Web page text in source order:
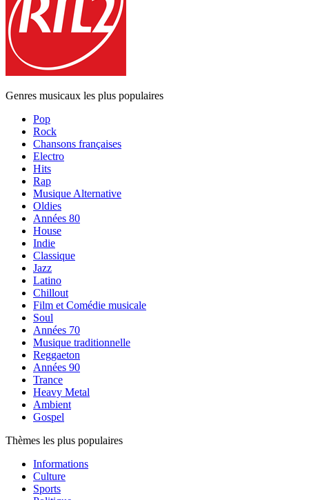
Genres musicaux les plus populaires
Pop
Rock
Chansons françaises
Electro
Hits
Rap
Musique Alternative
Oldies
Années 80
House
Indie
Classique
Jazz
Latino
Chillout
Film et Comédie musicale
Soul
Années 70
Musique traditionnelle
Reggaeton
Années 90
Trance
Heavy Metal
Ambient
Gospel
Thèmes les plus populaires
Informations
Culture
Sports